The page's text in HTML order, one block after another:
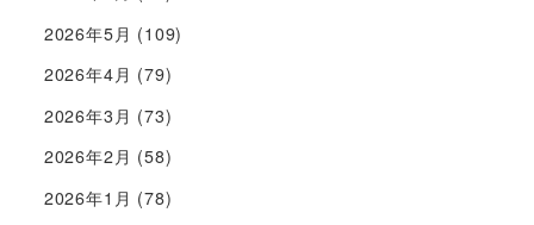
2026年5月 (109)
2026年4月 (79)
2026年3月 (73)
2026年2月 (58)
2026年1月 (78)